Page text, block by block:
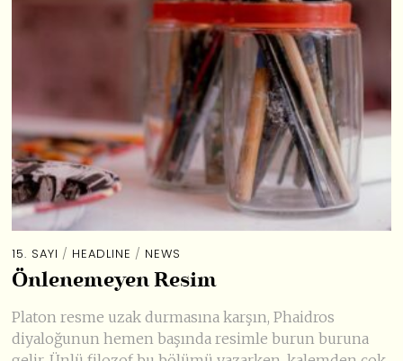
15. SAYI / HEADLINE / NEWS
Önlenemeyen Resim
Platon resme uzak durmasına karşın, Phaidros
diyaloğunun hemen başında resimle burun buruna